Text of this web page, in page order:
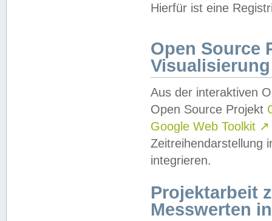
Hierfür ist eine
Open Source
Visualisierung
Aus der interaktiven
Open Source Projekt
Google Web Toolkit ↗
Zeitreihendarstellung
integrieren.
Projektarbeit
Messwerten